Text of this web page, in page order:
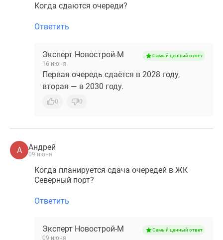
Когда сдаются очереди?
Ответить
Эксперт Новострой-М
16 июня
Самый ценный ответ
Первая очередь сдаётся в 2028 году,
вторая — в 2030 году.
0 0
А Андрей
09 июня
Когда планируется сдача очередей в ЖК
Северный порт?
Ответить
Эксперт Новострой-М
09 июня
Самый ценный ответ